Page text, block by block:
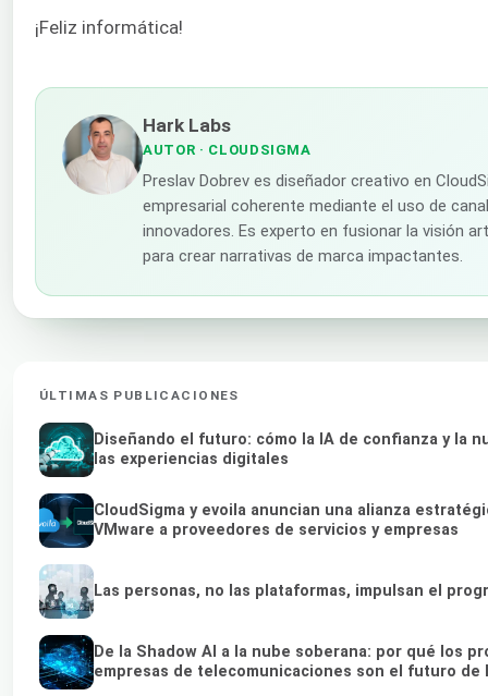
¡Feliz informática!
Hark Labs
AUTOR · CLOUDSIGMA
Preslav Dobrev es diseñador creativo en
empresarial coherente mediante el uso de
innovadores. Es experto en fusionar la visión
para crear narrativas de marca impactantes.
ÚLTIMAS PUBLICACIONES
Diseñando el futuro: cómo la IA de confianza y la
las experiencias digitales
CloudSigma y evoila anuncian una alianza
VMware a proveedores de servicios y empresas
Las personas, no las plataformas, impulsan el
De la Shadow AI a la nube soberana: por qué los
empresas de telecomunicaciones son el futuro de